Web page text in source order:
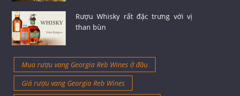
Rượu Whisky rất đặc trưng với vị
than bùn
Mua rượu vang Georgia Reb Wines ở đâu
Giá rượu vang Georgia Reb Wines